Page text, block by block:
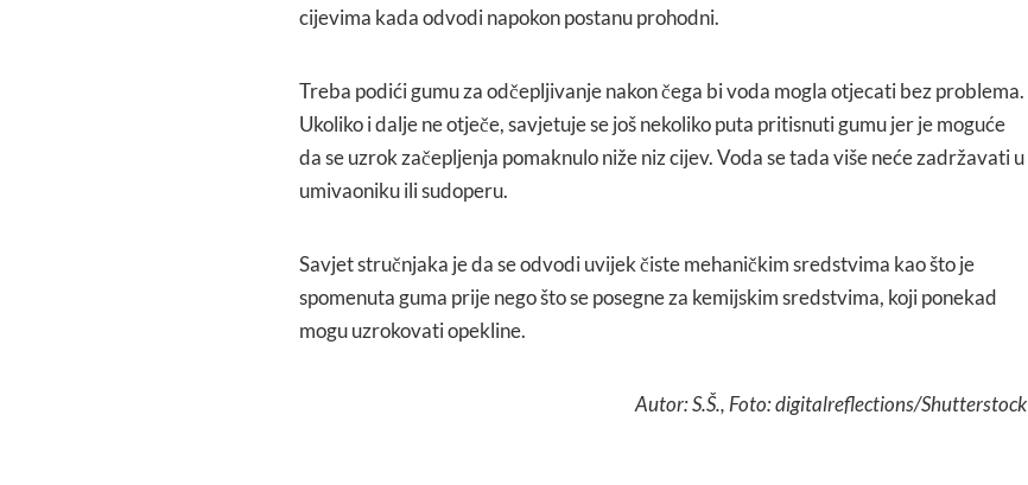
cijevima kada odvodi napokon postanu prohodni.
Treba podići gumu za odčepljivanje nakon čega bi voda mogla otjecati bez problema.
Ukoliko i dalje ne otječe, savjetuje se još nekoliko puta pritisnuti gumu jer je moguće
da se uzrok začepljenja pomaknulo niže niz cijev. Voda se tada više neće zadržavati u
umivaoniku ili sudoperu.
Savjet stručnjaka je da se odvodi uvijek čiste mehaničkim sredstvima kao što je
spomenuta guma prije nego što se posegne za kemijskim sredstvima, koji ponekad
mogu uzrokovati opekline.
Autor: S.Š., Foto: digitalreflections/Shutterstock